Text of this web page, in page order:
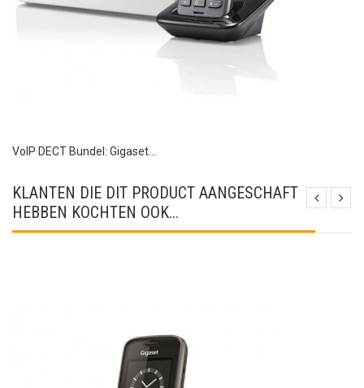
VoIP DECT Bundel: Gigaset...
KLANTEN DIE DIT PRODUCT AANGESCHAFT
HEBBEN KOCHTEN OOK...